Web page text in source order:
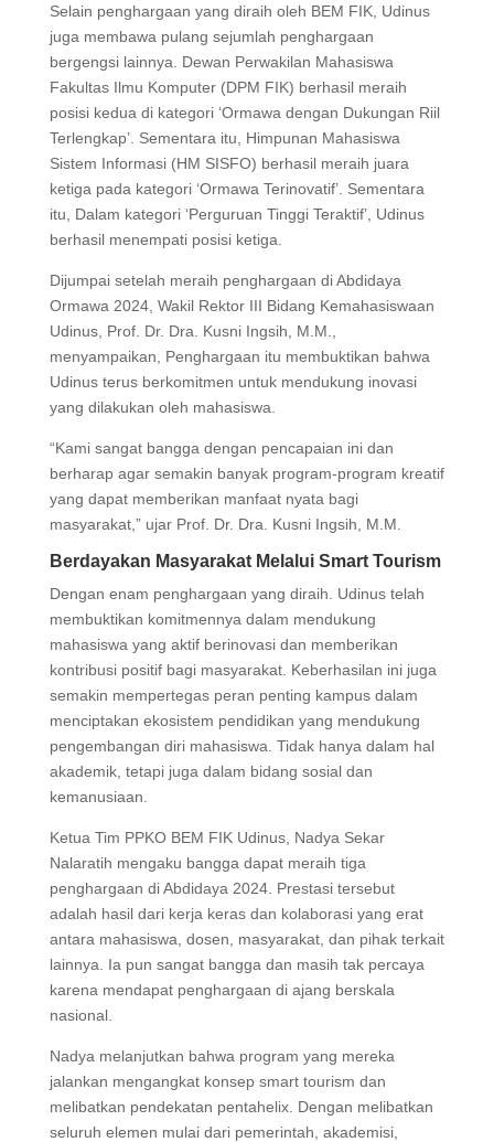
Selain penghargaan yang diraih oleh BEM FIK, Udinus
juga membawa pulang sejumlah penghargaan
bergengsi lainnya. Dewan Perwakilan Mahasiswa
Fakultas Ilmu Komputer (DPM FIK) berhasil meraih
posisi kedua di kategori ‘Ormawa dengan Dukungan Riil
Terlengkap’. Sementara itu, Himpunan Mahasiswa
Sistem Informasi (HM SISFO) berhasil meraih juara
ketiga pada kategori ‘Ormawa Terinovatif’. Sementara
itu, Dalam kategori ‘Perguruan Tinggi Teraktif’, Udinus
berhasil menempati posisi ketiga.
Dijumpai setelah meraih penghargaan di Abdidaya
Ormawa 2024, Wakil Rektor III Bidang Kemahasiswaan
Udinus, Prof. Dr. Dra. Kusni Ingsih, M.M.,
menyampaikan, Penghargaan itu membuktikan bahwa
Udinus terus berkomitmen untuk mendukung inovasi
yang dilakukan oleh mahasiswa.
“Kami sangat bangga dengan pencapaian ini dan
berharap agar semakin banyak program-program kreatif
yang dapat memberikan manfaat nyata bagi
masyarakat,” ujar Prof. Dr. Dra. Kusni Ingsih, M.M.
Berdayakan Masyarakat Melalui Smart Tourism
Dengan enam penghargaan yang diraih. Udinus telah
membuktikan komitmennya dalam mendukung
mahasiswa yang aktif berinovasi dan memberikan
kontribusi positif bagi masyarakat. Keberhasilan ini juga
semakin mempertegas peran penting kampus dalam
menciptakan ekosistem pendidikan yang mendukung
pengembangan diri mahasiswa. Tidak hanya dalam hal
akademik, tetapi juga dalam bidang sosial dan
kemanusiaan.
Ketua Tim PPKO BEM FIK Udinus, Nadya Sekar
Nalaratih mengaku bangga dapat meraih tiga
penghargaan di Abdidaya 2024. Prestasi tersebut
adalah hasil dari kerja keras dan kolaborasi yang erat
antara mahasiswa, dosen, masyarakat, dan pihak terkait
lainnya. Ia pun sangat bangga dan masih tak percaya
karena mendapat penghargaan di ajang berskala
nasional.
Nadya melanjutkan bahwa program yang mereka
jalankan mengangkat konsep smart tourism dan
melibatkan pendekatan pentahelix. Dengan melibatkan
seluruh elemen mulai dari pemerintah, akademisi,